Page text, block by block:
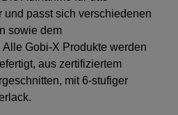
und passt sich verschiedenen
sowie dem
Gobi-X Produkte werden
aus zertifiziertem
mit 6-stufiger